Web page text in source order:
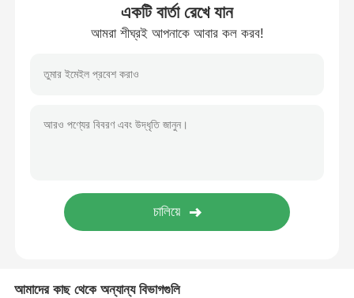
বাড়ির ব্যবহারের জন্য জেনারেটর
একটি বার্তা রেখে যান
আমরা শীঘ্রই আপনাকে আবার কল করব!
আমাদের কাছ থেকে অন্যান্য বিভাগগুলি